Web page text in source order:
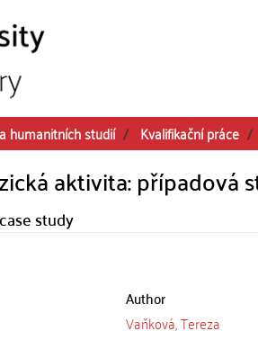
humanitních studií Kvalifikační práce
aktivita: případová
study
Author
Vaňková, Tereza